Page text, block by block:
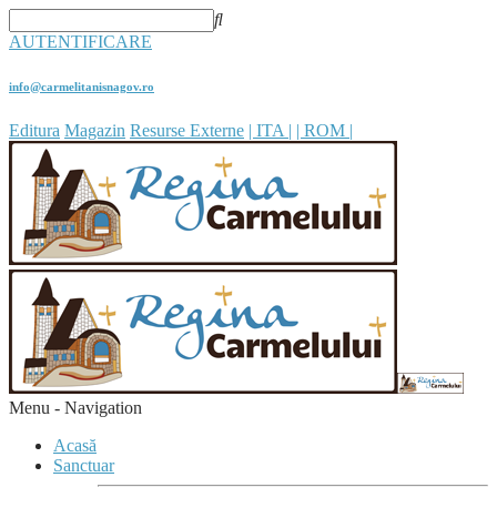
AUTENTIFICARE
info@carmelitanisnagov.ro
Editura Magazin Resurse Externe | ITA | | ROM |
Menu - Navigation
Acasă
Sanctuar